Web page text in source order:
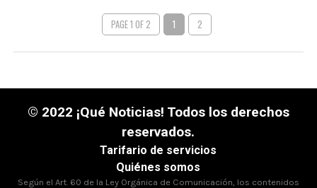
PAGE 1 OF 2 1 2
© 2022 ¡Qué Noticias! Todos los derechos
reservados.
Tarifario de servicios
Quiénes somos
Según el Art. 60 de la Ley Orgánica de Comunicación, los contenidos